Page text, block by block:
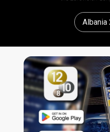
Albania